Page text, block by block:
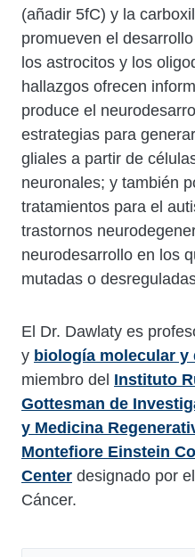
(añadir 5fC) y la
promueven el
los astrocitos y los
hallazgos ofrecen
produce el
estrategias para
gliales a partir de
neuronales; y también
tratamientos para el
trastornos
neurodesarrollo en los
mutadas o
El Dr. Dawlaty es
y biología molecular y
miembro del Instituto
Gottesman de
y Medicina
Montefiore Einstein
Center designado por
Cáncer.